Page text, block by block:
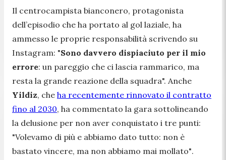
Il centrocampista bianconero, protagonista
dell’episodio che ha portato al gol laziale, ha
ammesso le proprie responsabilità scrivendo su
Instagram: "Sono davvero dispiaciuto per il mio
errore: un pareggio che ci lascia rammarico, ma
resta la grande reazione della squadra". Anche
Yildiz, che ha recentemente rinnovato il contratto
fino al 2030, ha commentato la gara sottolineando
la delusione per non aver conquistato i tre punti:
"Volevamo di più e abbiamo dato tutto: non è
bastato vincere, ma non abbiamo mai mollato".